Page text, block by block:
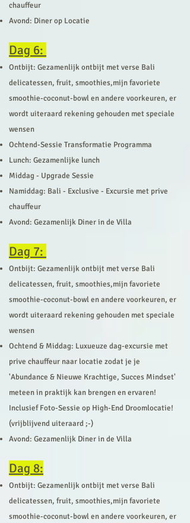
chauffeur
Avond: Diner op Locatie
Dag 6:
Ontbijt: Gezamenlijk ontbijt met verse Bali
delicatessen, fruit, smoothies,mijn favoriete
smoothie-coconut-bowl en andere voorkeuren, er
wordt uiteraard rekening gehouden met speciale
wensen
Ochtend-Sessie Transformatie Programma
Lunch: Gezamenlijke lunch
Middag - Upgrade Sessie
Namiddag: Bali - Exclusive - Excursie met prive
chauffeur
Avond: Gezamenlijk Diner in de Villa
Dag 7:
Ontbijt: Gezamenlijk ontbijt met verse Bali
delicatessen, fruit, smoothies,mijn favoriete
smoothie-coconut-bowl en andere voorkeuren, er
wordt uiteraard rekening gehouden met speciale
wensen
Ochtend & Middag: Luxueuze dag-excursie met
prive chauffeur naar locatie zodat je je
'Abundance & Nieuwe Krachtige, Succes Mindset'
meteen in praktijk kan brengen en ervaren!
Inclusief Foto-Sessie op High-End Droomlocatie!
(vrijblijvend uiteraard ;-)
Avond: Gezamenlijk Diner in de Villa
Dag 8:
Ontbijt: Gezamenlijk ontbijt met verse Bali
delicatessen, fruit, smoothies,mijn favoriete
smoothie-coconut-bowl en andere voorkeuren, er